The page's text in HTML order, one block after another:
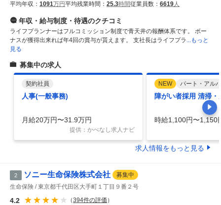
平均年収： 1091万円平均残業時間： 25.3時間従業員数： 6619人
年収・給与制度・待遇のクチコミ
ライフプランナーはフルコミッション制度で青天井の報酬体系です。 ボー
ナスが獲得出来れば年4回の賞与が貰えます。 支社長はライフプラ ...もっと
見る
募集中の求人
契約社員
人事(一般事務)
月給20万円〜31.9万円
提供：かべなし求人ナビ
NEW パート・アル
障がい者採用 清掃・
時給1,100円〜1,150
求人情報をもっと見る
2 ソニー生命保険株式会社
募集中
生命保険
東京都千代田区大手町１丁目９番２号
4.2 （394件の評価 ）